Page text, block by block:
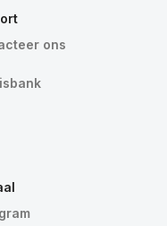
ons